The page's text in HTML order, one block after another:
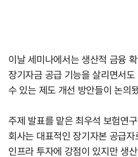
이날 세미나에서는 생산적 금융
장기자금 공급 기능을 살리면서
수 있는 제도 개선 방안들이 논의
주제 발표를 맡은 최우석 보험연
회사는 대표적인 장기자본 공급
인프라 투자에 강점이 있지만 생